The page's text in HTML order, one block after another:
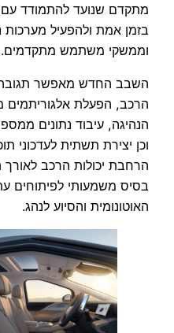
מתקדם שנועד להתמודד עם
בזמן אמת ולהפעיל
וממשקי משתמש מתקדמים.
השבב החדש מאפשר תגובה
הרכב, הפעלת אלגוריתמים
הנהיגה, עיבוד נתונים
וכן יצירת תשתית לעדכוני
הרחבת יכולות הרכב לאורך
בסיס משמעותי לפיתוחים
האוטונומית והסיוע לנהג.